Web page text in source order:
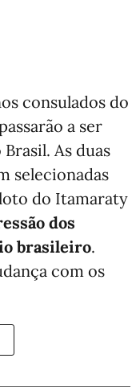
consulados do
a ser
As duas
selecionadas
do Itamaraty
dos
brasileiro.
com os